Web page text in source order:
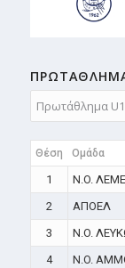
Θέση Ομάδα
1 N.O.
2
ΑΠΟΕΛ
3
N.O.
4
N.O.